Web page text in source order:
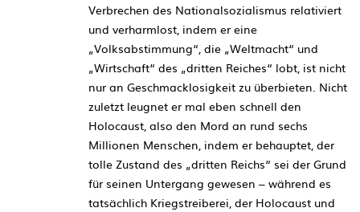
Verbrechen des Nationalsozialismus relativiert
und verharmlost, indem er eine
„Volksabstimmung“, die „Weltmacht“ und
„Wirtschaft“ des „dritten Reiches“ lobt, ist nicht
nur an Geschmacklosigkeit zu überbieten. Nicht
zuletzt leugnet er mal eben schnell den
Holocaust, also den Mord an rund sechs
Millionen Menschen, indem er behauptet, der
tolle Zustand des „dritten Reichs“ sei der Grund
für seinen Untergang gewesen – während es
tatsächlich Kriegstreiberei, der Holocaust und